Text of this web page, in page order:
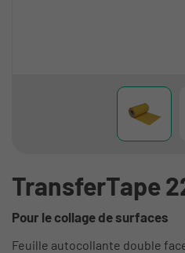
TransferTape
Pour le collage de surfaces
Feuille autocollante double